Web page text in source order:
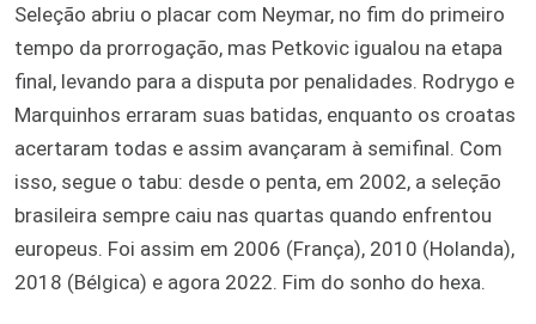
Seleção abriu o placar com Neymar, no fim do primeiro
tempo da prorrogação, mas Petkovic igualou na etapa
final, levando para a disputa por penalidades. Rodrygo e
Marquinhos erraram suas batidas, enquanto os croatas
acertaram todas e assim avançaram à semifinal. Com
isso, segue o tabu: desde o penta, em 2002, a seleção
brasileira sempre caiu nas quartas quando enfrentou
europeus. Foi assim em 2006 (França), 2010 (Holanda),
2018 (Bélgica) e agora 2022. Fim do sonho do hexa.